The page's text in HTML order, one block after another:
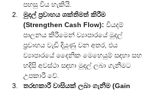
පහසු විය හැකියි.
මුදල් ප්‍රවාහය ශක්තිමත් කිරීම
(Strengthen Cash Flow): වියදම්
පාලනය කිරීමෙන් ව්‍යාපාරයේ මුදල්
ප්‍රවාහය වැඩි දියුණු වන අතර, එය
ව්‍යාපාරයේ දෛනික මෙහෙයුම් සඳහා සහ
හදිසි අවස්ථා සඳහා මුදල් ලබා ගැනීමට
උපකාරී වේ.
තරඟකාරී වාසියක් ලබා ගැනීම (Gain